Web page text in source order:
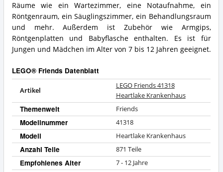
Räume wie ein Wartezimmer, eine Notaufnahme, ein
Röntgenraum, ein Säuglingszimmer, ein Behandlungsraum
und mehr. Außerdem ist Zubehör wie Armgips,
Röntgenplatten und Babyflasche enthalten. Es ist für
Jungen und Mädchen im Alter von 7 bis 12 Jahren geeignet.
LEGO® Friends Datenblatt
Artikel
LEGO Friends 41318
Heartlake Krankenhaus
Themenwelt Friends
Modellnummer 41318
Modell Heartlake Krankenhaus
Anzahl Teile 871 Teile
Empfohlenes Alter 7 - 12 Jahre